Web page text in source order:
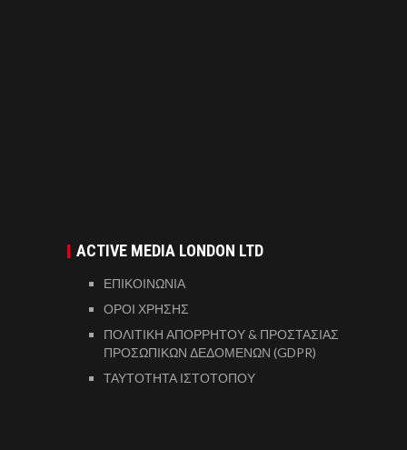
ACTIVE MEDIA LONDON LTD
ΕΠΙΚΟΙΝΩΝΙΑ
ΟΡΟΙ ΧΡΗΣΗΣ
ΠΟΛΙΤΙΚΗ ΑΠΟΡΡΗΤΟΥ & ΠΡΟΣΤΑΣΙΑΣ
ΠΡΟΣΩΠΙΚΩΝ ΔΕΔΟΜΕΝΩΝ (GDPR)
ΤΑΥΤΟΤΗΤΑ ΙΣΤΟΤΟΠΟΥ